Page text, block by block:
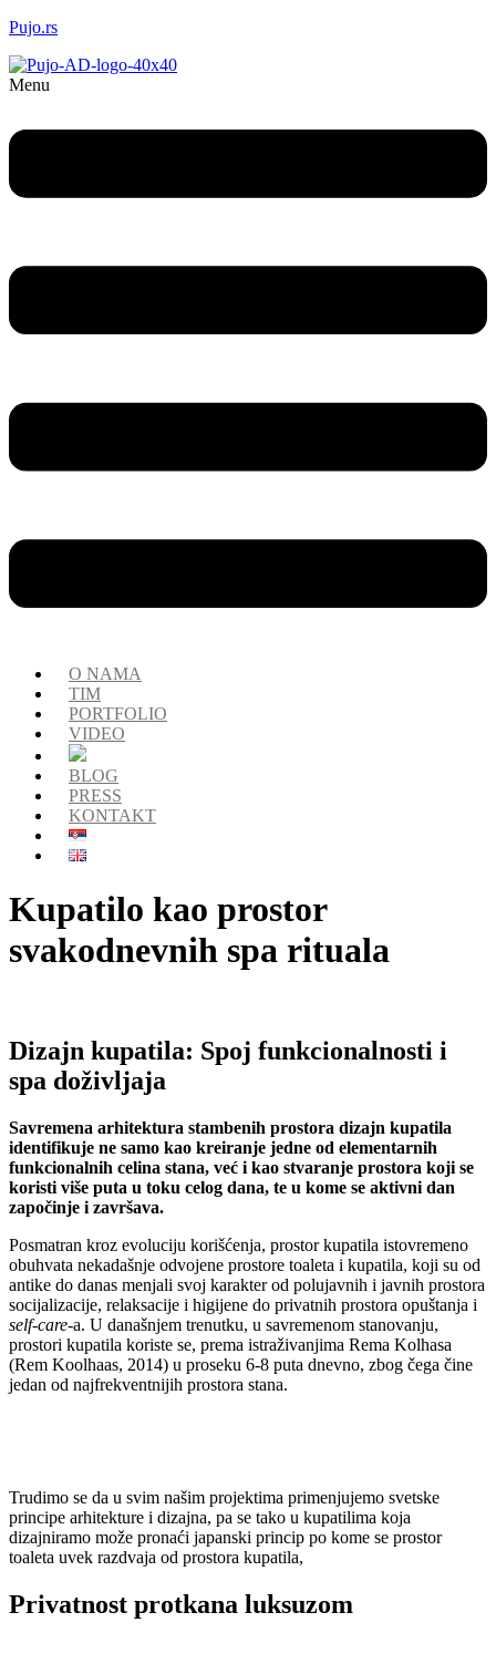
Pujo.rs
Menu
O NAMA
TIM
PORTFOLIO
VIDEO
BLOG
PRESS
KONTAKT
Kupatilo kao prostor
svakodnevnih spa rituala
Dizajn kupatila: Spoj funkcionalnosti i
spa doživljaja
Savremena arhitektura stambenih prostora dizajn kupatila
identifikuje ne samo kao kreiranje jedne od elementarnih
funkcionalnih celina stana, već i kao stvaranje prostora koji se
koristi više puta u toku celog dana, te u kome se aktivni dan
započinje i završava.
Posmatran kroz evoluciju korišćenja, prostor kupatila istovremeno
obuhvata nekadašnje odvojene prostore toaleta i kupatila, koji su od
antike do danas menjali svoj karakter od polujavnih i javnih prostora
socijalizacije, relaksacije i higijene do privatnih prostora opuštanja i
self-care-a. U današnjem trenutku, u savremenom stanovanju,
prostori kupatila koriste se, prema istraživanjima Rema Kolhasa
(Rem Koolhaas, 2014) u proseku 6-8 puta dnevno, zbog čega čine
jedan od najfrekventnijih prostora stana.
Trudimo se da u svim našim projektima primenjujemo svetske
principe arhitekture i dizajna, pa se tako u kupatilima koja
dizajniramo može pronaći japanski princip po kome se prostor
toaleta uvek razdvaja od prostora kupatila,
Privatnost protkana luksuzom